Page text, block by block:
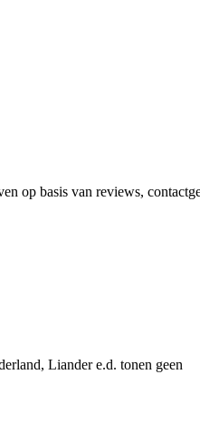
op basis van reviews,
Liander e.d. tonen geen